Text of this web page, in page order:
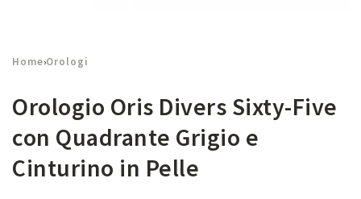
Home›Orologi
Orologio Oris Divers Sixty-Five
con Quadrante Grigio e
Cinturino in Pelle